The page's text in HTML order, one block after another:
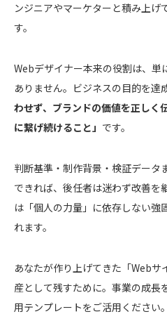
ンジニアやマーケターと積み上げ
す。
Webデザイナー本来の役割は、単
ありません。ビジネスの目的を達
わせず、ブランドの価値を正しく
に繋げ続けること」 です。
判断基準・制作背景・検証データ
できれば、後任者は迷わず改善を
は「個人の力量」に依存しない強
れます。
あなたが作り上げてきた「Web
産として残すために。事業の成長
用テンプレートをご活用ください。